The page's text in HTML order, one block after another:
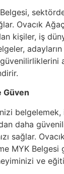
Ovacık
kişiler, iş
güvenilirliklerini
Güven
belgelemek,
daha
sağlar.
MYK
ve